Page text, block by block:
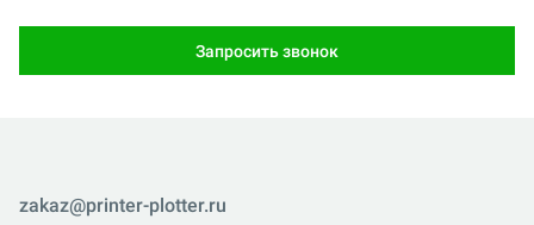
Запросить звонок
zakaz@printer-plotter.ru